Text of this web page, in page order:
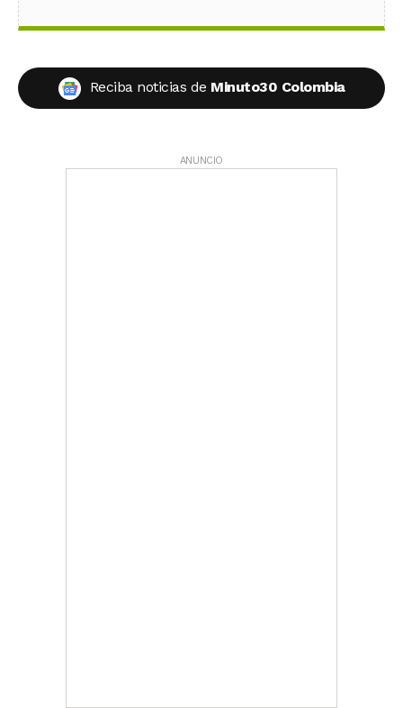
Reciba noticias de Minuto30 Colombia
ANUNCIO